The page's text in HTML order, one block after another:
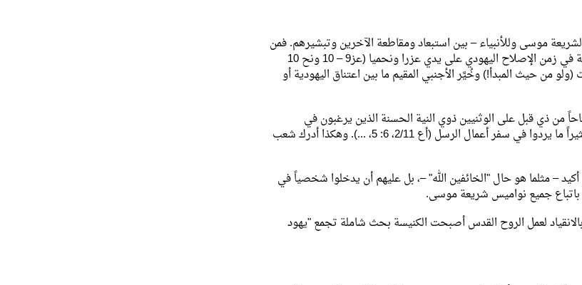
موسى وللأنبياء – بين استبعاد ومقاطعة الآخرين وتبشيرهم. فمن
ناحية – وفي سبيل حماية الشعب من عدوى الوثنية -، فإن عملية إحياء اليهودية في زمن الإصلاح اليهودي على يدي عزرا ونحميا (عز9 – 10 ونح 10
من حيث المبدأ!) وخُيَّر الأجنبي المقيم ما بين اعتناق اليهودية أو
من ذي قبل على الوثنيين ذوي النية الحسنة الذين يرغبون في
الانضمام إلى الشعب الإسرائيلي. وأُطلق عليهم لقب "المهتدين" أو "الدخلاء"، وكثيراً ما يردوا في سفر أعمال الرسل (أع 2/11، 6: 5، ...). وهكذا أدرك شعب
– مثلما هو حال "الخائفين الله" –، بل عليهم أن يدخلوا شخصياً في
باتباع جميع نواميس شريعة موسى.
لعمل الروح القدس أصبحت الكنيسة بحث شاملة تجمع "يهود